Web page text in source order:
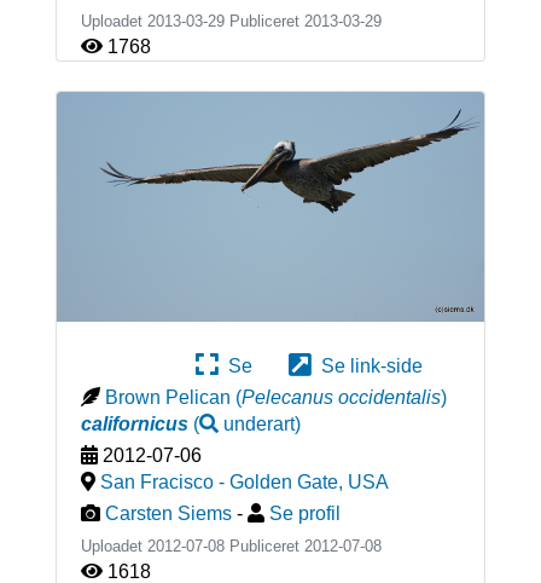
Uploadet 2013-03-29 Publiceret 2013-03-29
1768
Se
Se link-side
Brown Pelican (Pelecanus occidentalis)
californicus( underart)
2012-07-06
San Fracisco - Golden Gate, USA
Carsten Siems - Se profil
Uploadet 2012-07-08 Publiceret 2012-07-08
1618